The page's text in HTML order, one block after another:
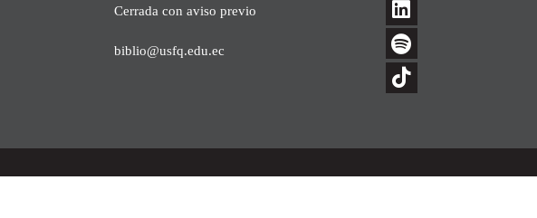
Cerrada con aviso previo
biblio@usfq.edu.ec